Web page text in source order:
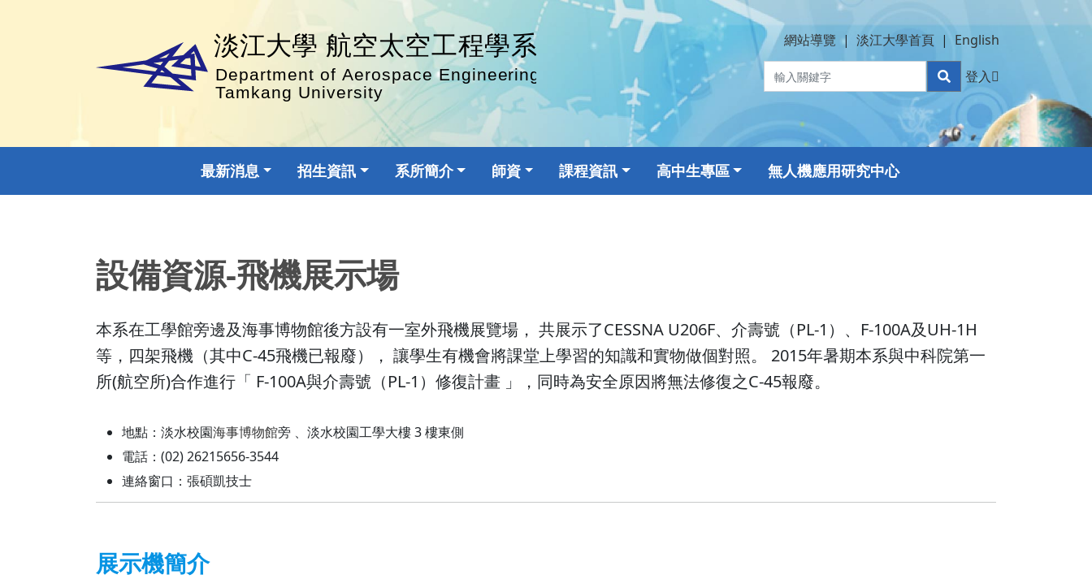
網站導覽 | 淡江大學首頁 | English
登入
最新消息 招生資訊 系所簡介 師資 課程資訊 高中生專區 無人機應用研究中心
設備資源-飛機展示場
本系在工學館旁邊及海事博物館後方設有一室外飛機展覽場， 共展示了CESSNA U206F、介壽號（PL-1）、F-100A及UH-1H
等，四架飛機（其中C-45飛機已報廢）， 讓學生有機會將課堂上學習的知識和實物做個對照。 2015年暑期本系與中科院第一
所(航空所)合作進行「 F-100A與介壽號（PL-1）修復計畫 」，同時為安全原因將無法修復之C-45報廢。
地點：淡水校園海事博物館旁 、淡水校園工學大樓 3 樓東側
電話：(02) 26215656-3544
連絡窗口：張碩凱技士
展示機簡介